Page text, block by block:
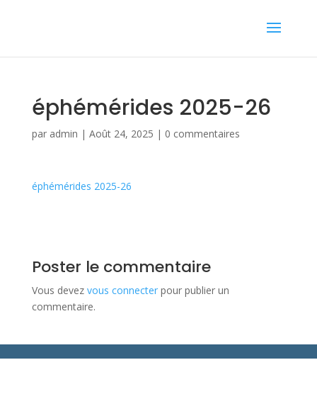
éphémérides 2025-26
par admin | Août 24, 2025 | 0 commentaires
éphémérides 2025-26
Poster le commentaire
Vous devez vous connecterpour publier un
commentaire.